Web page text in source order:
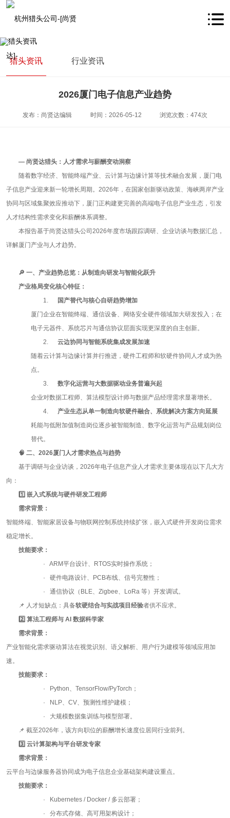
猎头资讯 行业资讯
2026厦门电子信息产业趋势
发布：尚贤达编辑 时间：2026-05-12 浏览次数：474次
— 尚贤达猎头：人才需求与薪酬变动洞察
随着数字经济、智能终端产业、云计算与边缘计算等技术融合发展，厦门电
子信息产业迎来新一轮增长周期。 2026年，在国家创新驱动政策、海峡两岸产业
协同与区域集聚效应推动下，厦门正构建更完善的高端电子信息产业生态，引发
人才结构性需求变化和薪酬体系调整。
本报告基于尚贤达猎头公司 2026年度市场跟踪调研、企业访谈与数据汇总，
详解厦门产业与人才趋势。
🔎 一、产业趋势总览：从制造向研发与智能化跃升
产业格局变化核心特征：
1.
国产替代与核心自研趋势增加
厦门企业在智能终端、通信设备、网络安全硬件领域加大研发投入；在
电子元器件、系统芯片与通信协议层面实现更深度的自主创新。
2. 云边协同与智能系统集成发展加速
随着云计算与边缘计算并行推进，硬件工程师和软硬件协同人才成为热
点。
3. 数字化运营与大数据驱动业务普遍兴起
企业对数据工程师、算法模型设计师与数据产品经理需求显著增长。
4. 产业生态从单一制造向软硬件融合、系统解决方案方向延展
耗能与低附加值制造岗位逐步被智能制造、数字化运营与产品规划岗位
替代。
🧠 二、 2026厦门人才需求热点与趋势
基于调研与企业访谈， 2026年电子信息产业人才需求主要体现在以下几大方
向：
1️ 嵌入式系统与硬件研发工程师
需求背景：
智能终端、智能家居设备与物联网控制系统持续扩张，嵌入式硬件开发岗位需求
稳定增长。
技能要求：
· ARM平台设计、
RTOS实时操作系统；
· 硬件电路设计、
PCB布线、信号完整性；
· 通信协议（ BLE、 Zigbee、 LoRa 等）开发调试。
📌 人才短缺点：具备软硬结合与实战项目经验者供不应求。
2️ 算法工程师与 AI 数据科学家
需求背景：
产业智能化需求驱动算法在视觉识别、语义解析、用户行为建模等领域应用加
速。
技能要求：
· Python、 TensorFlow/PyTorch ；
· NLP、 CV、预测性维护建模；
· 大规模数据集训练与模型部署。
📌 截至2026年，该方向职位的薪酬增长速度位居同行业前列。
3️ 云计算架构与平台研发专家
需求背景：
云平台与边缘服务器协同成为电子信息企业基础架构建设重点。
技能要求：
· Kubernetes / Docker / 多云部署；
· 分布式存储、高可用架构设计；